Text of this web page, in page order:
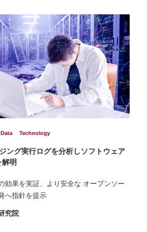
Technology
ング実行ログを分析しソフトウェア
明
効果を実証、より安全な オープンソー
へ指針を提示
究院